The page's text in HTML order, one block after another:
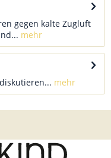
gegen kalte Zugluft
mehr
mehr